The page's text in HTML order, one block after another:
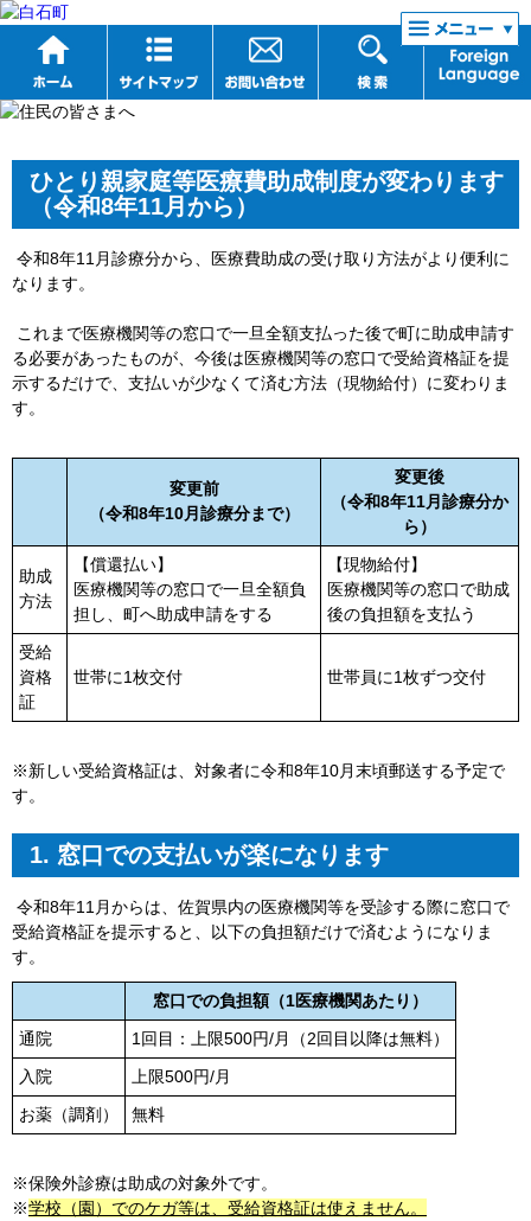
リンク集
ひとり親家庭等医療費助成制度が変わります
（令和8年11月から）
令和8年11月診療分から、医療費助成の受け取り方法がより便利に
なります。
これまで医療機関等の窓口で一旦全額支払った後で町に助成申請す
る必要があったものが、今後は医療機関等の窓口で受給資格証を提
示するだけで、支払いが少なくて済む方法（現物給付）に変わりま
す。
変更前
（令和8年10月診療分まで）
変更後
（令和8年11月診療分か
ら）
助成
方法
【償還払い】
医療機関等の窓口で一旦全額負
担し、町へ助成申請をする
【現物給付】
医療機関等の窓口で助成
後の負担額を支払う
受給
資格
証
世帯に1枚交付 世帯員に1枚ずつ交付
※新しい受給資格証は、対象者に令和8年10月末頃郵送する予定で
す。
1. 窓口での支払いが楽になります
令和8年11月からは、佐賀県内の医療機関等を受診する際に窓口で
受給資格証を提示すると、以下の負担額だけで済むようになりま
す。
窓口での負担額（1医療機関あたり）
通院
1回目：上限500円/月（2回目以降は無料）
入院
上限500円/月
お薬（調剤）
無料
※保険外診療は助成の対象外です。
※学校（園）でのケガ等は、 受給資格証は使えません。